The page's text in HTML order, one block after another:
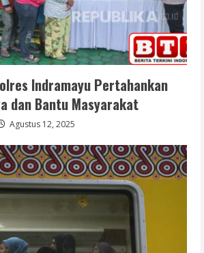
Indramayu Pertahankan
dan Bantu Masyarakat
Agustus 12, 2025